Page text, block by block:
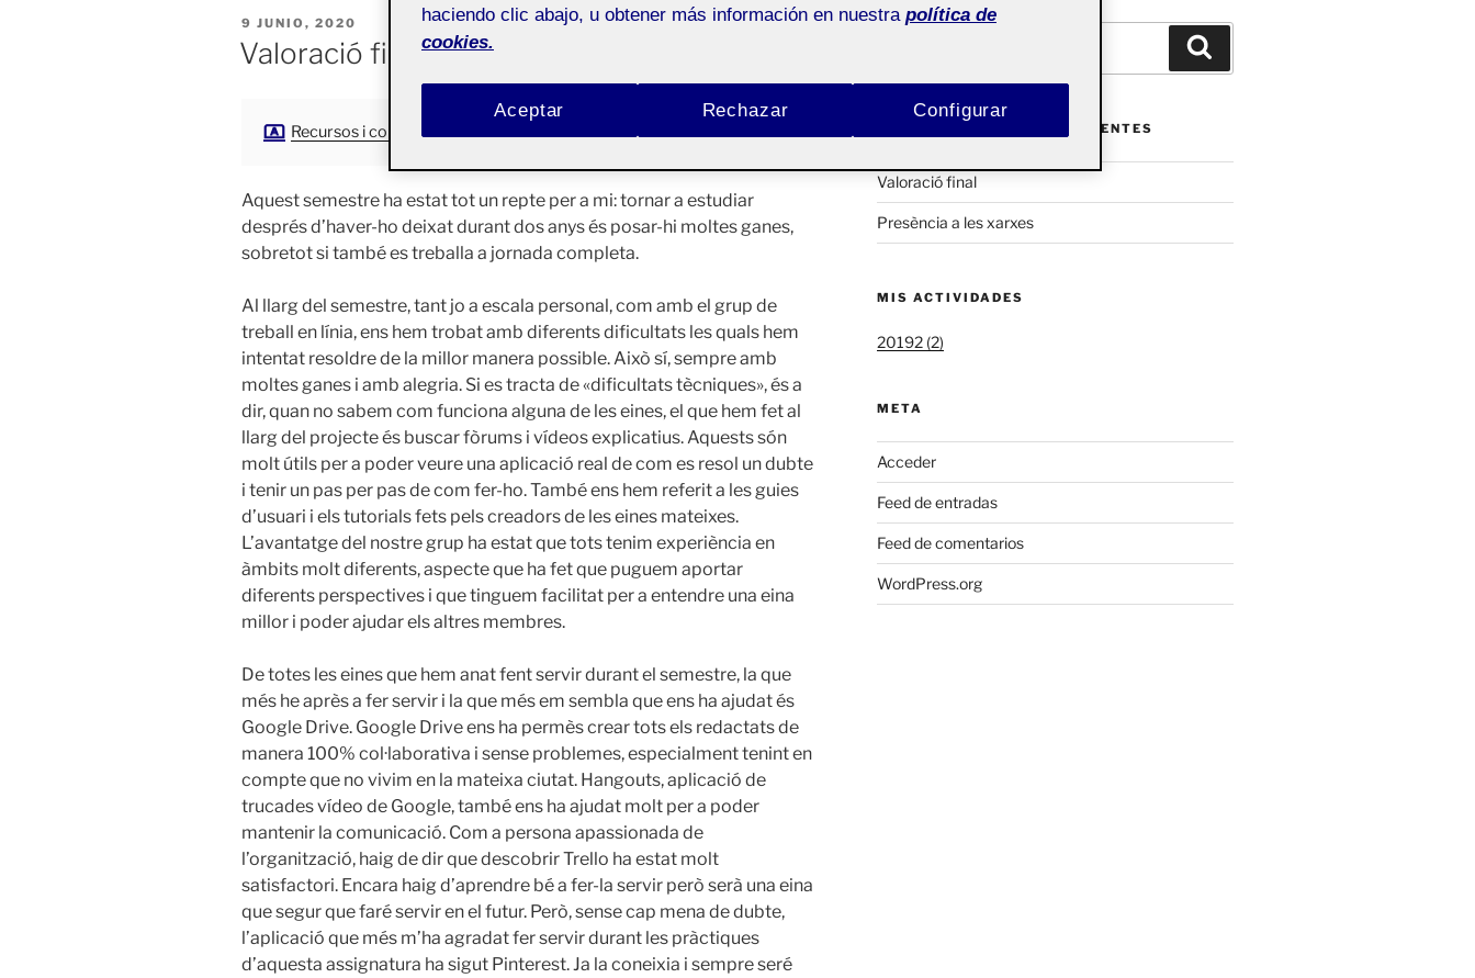
PUBLICADO
EL
9 JUNIO, 2020
Valoració final
Recursos i comunitats digitals
Aquest semestre ha estat tot un repte per a mi: tornar a estudiar
després d’haver-ho deixat durant dos anys és posar-hi moltes ganes,
sobretot si també es treballa a jornada completa.
Al llarg del semestre, tant jo a escala personal, com amb el grup de
treball en línia, ens hem trobat amb diferents dificultats les quals hem
intentat resoldre de la millor manera possible. Això sí, sempre amb
moltes ganes i amb alegria. Si es tracta de «dificultats tècniques», és a
dir, quan no sabem com funciona alguna de les eines, el que hem fet al
llarg del projecte és buscar fòrums i vídeos explicatius. Aquests són
molt útils per a poder veure una aplicació real de com es resol un dubte
i tenir un pas per pas de com fer-ho. També ens hem referit a les guies
d’usuari i els tutorials fets pels creadors de les eines mateixes.
L’avantatge del nostre grup ha estat que tots tenim experiència en
àmbits molt diferents, aspecte que ha fet que puguem aportar
diferents perspectives i que tinguem facilitat per a entendre una eina
millor i poder ajudar els altres membres.
De totes les eines que hem anat fent servir durant el semestre, la que
més he après a fer servir i la que més em sembla que ens ha ajudat és
Google Drive. Google Drive ens ha permès crear tots els redactats de
manera 100% col·laborativa i sense problemes, especialment tenint en
compte que no vivim en la mateixa ciutat. Hangouts, aplicació de
trucades vídeo de Google, també ens ha ajudat molt per a poder
mantenir la comunicació. Com a persona apassionada de
l’organització, haig de dir que descobrir Trello ha estat molt
satisfactori. Encara haig d’aprendre bé a fer-la servir però serà una eina
que segur que faré servir en el futur. Però, sense cap mena de dubte,
l’aplicació que més m’ha agradat fer servir durant les pràctiques
d’aquesta assignatura ha sigut Pinterest. Ja la coneixia i sempre seré
ACTIFOLIO ENTRADAS RECIENTES
Valoració final
Presència a les xarxes
MIS ACTIVIDADES
20192 (2)
META
Acceder
Feed de entradas
Feed de comentarios
WordPress.org
haciendo clic abajo, u obtener más información en nuestra política de
cookies.
Rechazar
Aceptar Configurar